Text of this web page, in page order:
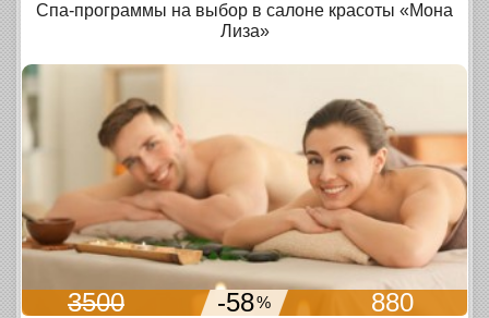
Спа-программы на выбор в салоне красоты «Мона
Лиза»
3500 -58% 880